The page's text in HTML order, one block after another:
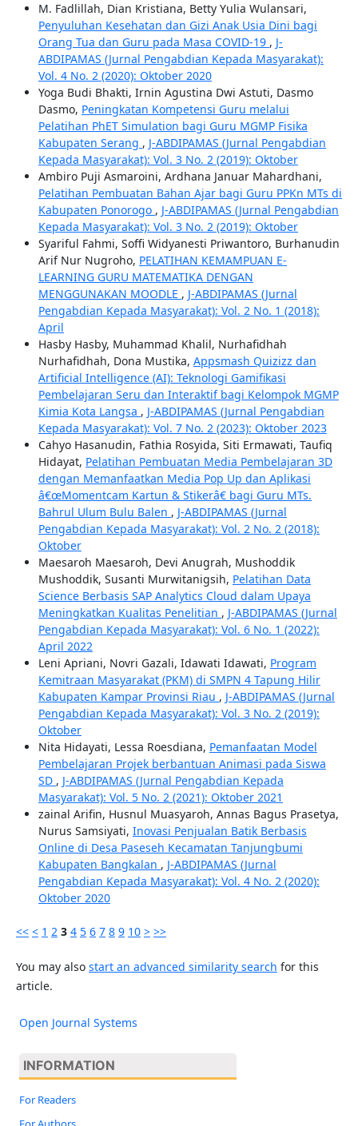
M. Fadlillah, Dian Kristiana, Betty Yulia Wulansari,
Penyuluhan Kesehatan dan Gizi Anak Usia Dini bagi
Orang Tua dan Guru pada Masa COVID-19 , J-
ABDIPAMAS (Jurnal Pengabdian Kepada Masyarakat):
Vol. 4 No. 2 (2020): Oktober 2020
Yoga Budi Bhakti, Irnin Agustina Dwi Astuti, Dasmo
Dasmo, Peningkatan Kompetensi Guru melalui
Pelatihan PhET Simulation bagi Guru MGMP Fisika
Kabupaten Serang , J-ABDIPAMAS (Jurnal Pengabdian
Kepada Masyarakat): Vol. 3 No. 2 (2019): Oktober
Ambiro Puji Asmaroini, Ardhana Januar Mahardhani,
Pelatihan Pembuatan Bahan Ajar bagi Guru PPKn MTs di
Kabupaten Ponorogo , J-ABDIPAMAS (Jurnal Pengabdian
Kepada Masyarakat): Vol. 3 No. 2 (2019): Oktober
Syariful Fahmi, Soffi Widyanesti Priwantoro, Burhanudin
Arif Nur Nugroho, PELATIHAN KEMAMPUAN E-
LEARNING GURU MATEMATIKA DENGAN
MENGGUNAKAN MOODLE , J-ABDIPAMAS (Jurnal
Pengabdian Kepada Masyarakat): Vol. 2 No. 1 (2018):
April
Hasby Hasby, Muhammad Khalil, Nurhafidhah
Nurhafidhah, Dona Mustika, Appsmash Quizizz dan
Artificial Intelligence (AI): Teknologi Gamifikasi
Pembelajaran Seru dan Interaktif bagi Kelompok MGMP
Kimia Kota Langsa , J-ABDIPAMAS (Jurnal Pengabdian
Kepada Masyarakat): Vol. 7 No. 2 (2023): Oktober 2023
Cahyo Hasanudin, Fathia Rosyida, Siti Ermawati, Taufiq
Hidayat, Pelatihan Pembuatan Media Pembelajaran 3D
dengan Memanfaatkan Media Pop Up dan Aplikasi
â€œMomentcam Kartun & Stikerâ€ bagi Guru MTs.
Bahrul Ulum Bulu Balen , J-ABDIPAMAS (Jurnal
Pengabdian Kepada Masyarakat): Vol. 2 No. 2 (2018):
Oktober
Maesaroh Maesaroh, Devi Anugrah, Mushoddik
Mushoddik, Susanti Murwitanigsih, Pelatihan Data
Science Berbasis SAP Analytics Cloud dalam Upaya
Meningkatkan Kualitas Penelitian , J-ABDIPAMAS (Jurnal
Pengabdian Kepada Masyarakat): Vol. 6 No. 1 (2022):
April 2022
Leni Apriani, Novri Gazali, Idawati Idawati, Program
Kemitraan Masyarakat (PKM) di SMPN 4 Tapung Hilir
Kabupaten Kampar Provinsi Riau , J-ABDIPAMAS (Jurnal
Pengabdian Kepada Masyarakat): Vol. 3 No. 2 (2019):
Oktober
Nita Hidayati, Lessa Roesdiana, Pemanfaatan Model
Pembelajaran Projek berbantuan Animasi pada Siswa
SD , J-ABDIPAMAS (Jurnal Pengabdian Kepada
Masyarakat): Vol. 5 No. 2 (2021): Oktober 2021
zainal Arifin, Husnul Muasyaroh, Annas Bagus Prasetya,
Nurus Samsiyati, Inovasi Penjualan Batik Berbasis
Online di Desa Paseseh Kecamatan Tanjungbumi
Kabupaten Bangkalan , J-ABDIPAMAS (Jurnal
Pengabdian Kepada Masyarakat): Vol. 4 No. 2 (2020):
Oktober 2020
<< < 1 2 3 4 5 6 7 8 9 10 > >>
You may also start an advanced similarity search for this
article.
Open Journal Systems
INFORMATION
For Readers